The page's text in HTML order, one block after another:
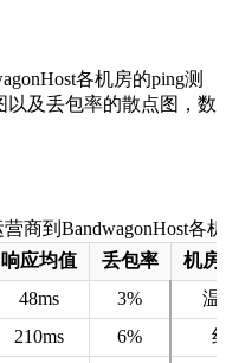
商到BandwagonHost各
响应均值 丢包率
机房
48ms 3%
温
210ms 6%